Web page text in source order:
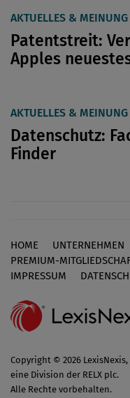
AKTUELLES & MEINUNG
Patentstreit:
Apples
AKTUELLES & MEINUNG
Datenschutz:
Finder
Footer
HOME UNTERNEHMEN
PREMIUM-
IMPRESSUM
Copyright © 2026 LexisNexis,
eine Division der RELX plc.
Alle Rechte vorbehalten.